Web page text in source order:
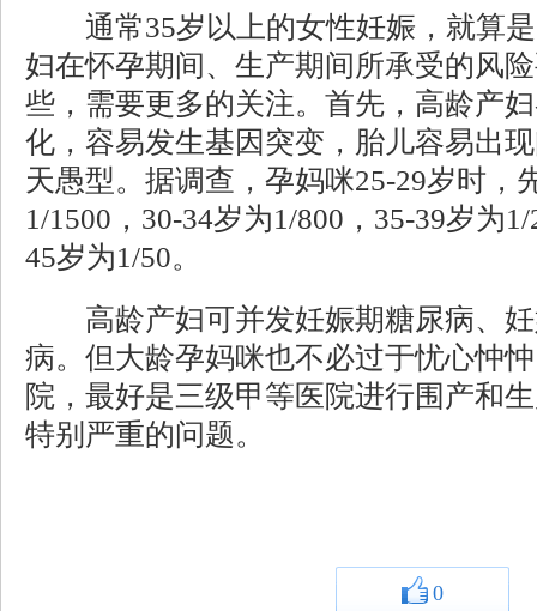
通常35岁以上的女性妊娠，就算是
妇在怀孕期间、生产期间所承受的风
些，需要更多的关注。首先，高龄产
化，容易发生基因突变，胎儿容易出
天愚型。据调查，孕妈咪25-29岁时，
1/1500，30-34岁为1/800，35-39岁为
45岁为1/50。
高龄产妇可并发妊娠期糖尿病、妊
病。但大龄孕妈咪也不必过于忧心忡
院，最好是三级甲等医院进行围产和
特别严重的问题。
0